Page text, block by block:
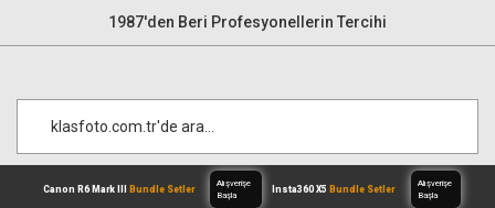
1987'den Beri Profesyonellerin Tercihi